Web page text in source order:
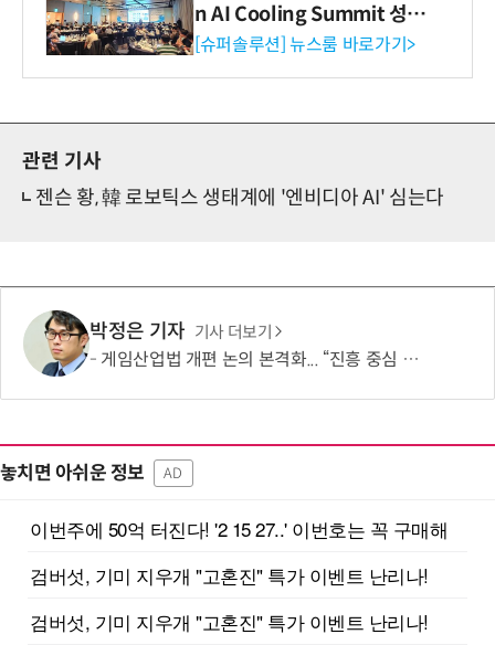
n AI Cooling Summit 성황
리 성료
[슈퍼솔루션] 뉴스룸 바로가기>
관련 기사
젠슨 황, 韓 로보틱스 생태계에 '엔비디아 AI' 심는다
박정은 기자 기사 더보기
게임산업법 개편 논의 본격화... “진흥 중심 전환 속 세부 보완 필요”
놓치면 아쉬운 정보 AD